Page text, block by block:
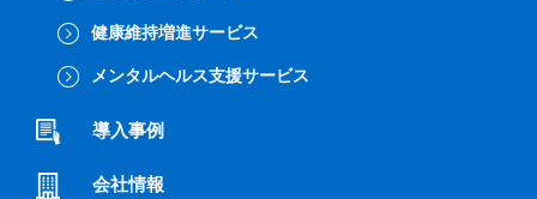
健康維持増進サービス
メンタルヘルス支援サービス
導入事例
会社情報